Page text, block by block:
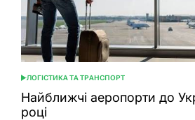
ОПУБЛІКУВАТИ
У
ЛОГІСТИКА ТА ТРАНСПОРТ
Найближчі аеропорти до
році